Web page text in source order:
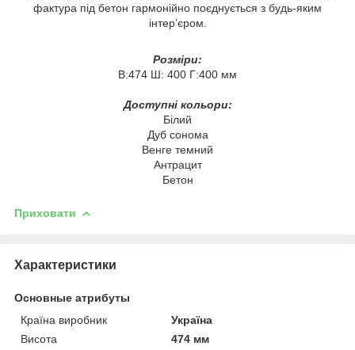
фактура під бетон гармонійно поєднується з будь-яким
інтер’єром.
Розміри:
В:474 Ш: 400 Г:400 мм
Доступні кольори:
Білий
Дуб сонома
Венге темний
Антрацит
Бетон
Приховати
Характеристики
Основные атрибуты
Країна виробник
Україна
Висота
474 мм